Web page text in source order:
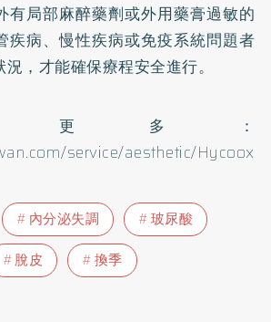
有局部麻醉藥劑或外用藥膏過敏的
疾病、慢性疾病或免疫系統問題者
，才能確保療程安全進行。
更多：
service/aesthetic/Hycoox
內分泌失調
玻尿酸
脫皮 換季